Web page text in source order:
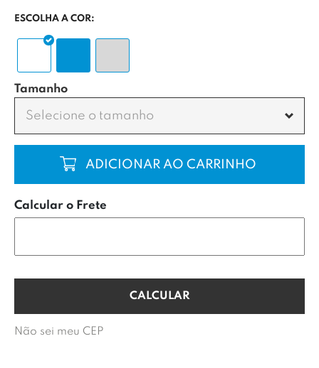
ESCOLHA A COR:
Tamanho
Selecione o tamanho
COMPRAR
Calcular o Frete
Não sei meu CEP